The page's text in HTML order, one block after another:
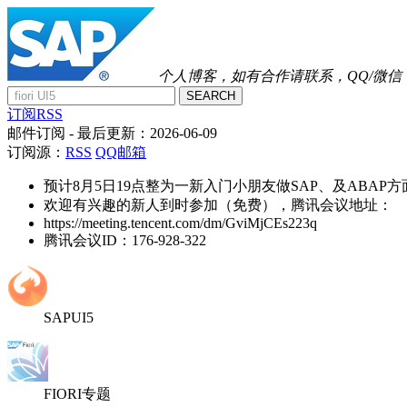
个人博客，如有合作请联系，QQ/微信
SEARCH
订阅RSS
邮件订阅 - 最后更新： 2026-06-09
订阅源： RSS QQ邮箱
预计8月5日19点整为一新入门小朋友做SAP、及ABAP方
欢迎有兴趣的新人到时参加（免费），腾讯会议地址：
https://meeting.tencent.com/dm/GviMjCEs223q
腾讯会议ID：176-928-322
SAPUI5
FIORI专题